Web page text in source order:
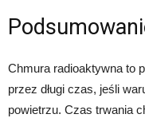
Chmura radioaktywna to
przez długi czas, jeśli
powietrzu. Czas trwania